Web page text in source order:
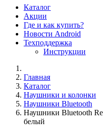
Каталог
Акции
Где и как купить?
Новости Android
Техподдержка
Инструкции
Главная
Каталог
Наушники и колонки
Наушники Bluetooth
Наушники Bluetooth
белый